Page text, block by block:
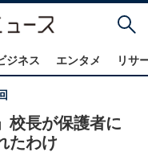
ジネス エンタメ リサ
校長が保護者に
たわけ